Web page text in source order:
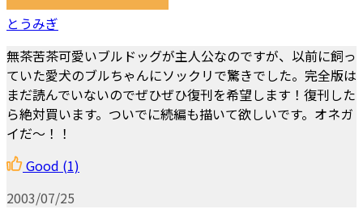
とうみぎ
無茶苦茶可愛いブルドッグが主人公なのですが、以前に飼っ
ていた愛犬のブルちゃんにソックリで驚きでした。完全版は
まだ読んでいないのでぜひぜひ復刊を希望します！復刊した
ら絶対買います。ついでに続編も描いて欲しいです。オネガ
イだ～！！
Good (1)
2003/07/25